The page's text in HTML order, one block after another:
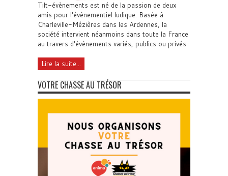
Tilt-évènements est né de la passion de deux
amis pour l'évènementiel ludique. Basée à
Charleville-Mézières dans les Ardennes, la
société intervient néanmoins dans toute la France
au travers d'évènements variés, publics ou privés
Lire la suite...
VOTRE CHASSE AU TRÉSOR